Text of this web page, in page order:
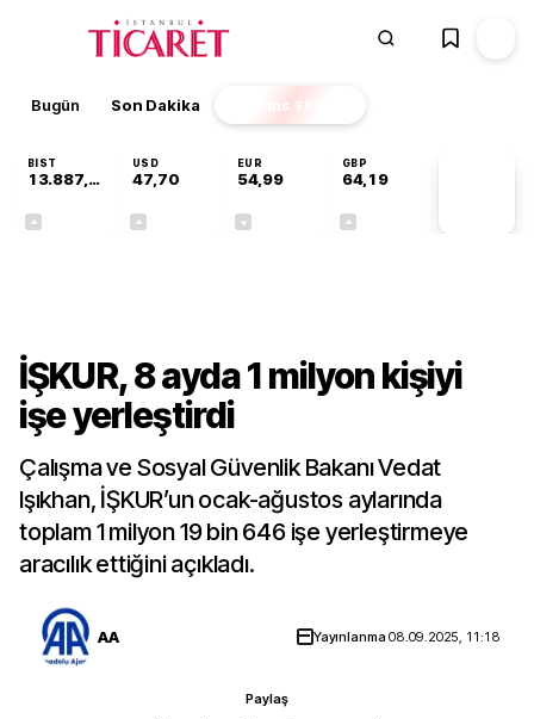
Bugün Son Dakika Finans EKSTRA
BIST
13.887,29
USD
47,70
EUR
54,99
GBP
64,19
İŞKUR, 8 ayda 1 milyon kişiyi
işe yerleştirdi
Çalışma ve Sosyal Güvenlik Bakanı Vedat
Işıkhan, İŞKUR’un ocak-ağustos aylarında
toplam 1 milyon 19 bin 646 işe yerleştirmeye
aracılık ettiğini açıkladı.
AA Yayınlanma08.09.2025, 11:18
Paylaş